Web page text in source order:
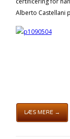
Alberto Castellani
LÆS MERE →